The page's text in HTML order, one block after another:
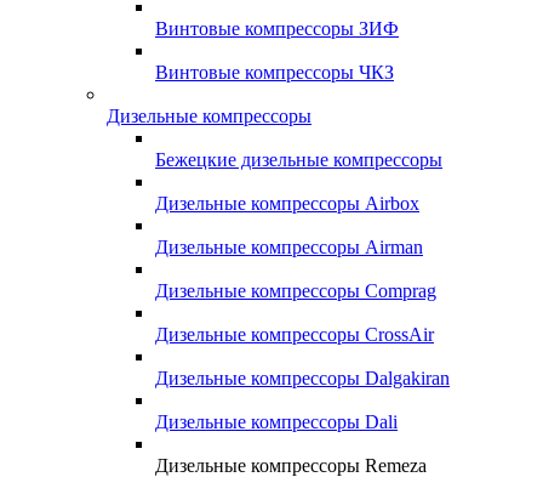
Винтовые компрессоры ЗИФ
Винтовые компрессоры ЧКЗ
Дизельные компрессоры
Бежецкие дизельные компрессоры
Дизельные компрессоры Airbox
Дизельные компрессоры Airman
Дизельные компрессоры Comprag
Дизельные компрессоры CrossAir
Дизельные компрессоры Dalgakiran
Дизельные компрессоры Dali
Дизельные компрессоры Remeza